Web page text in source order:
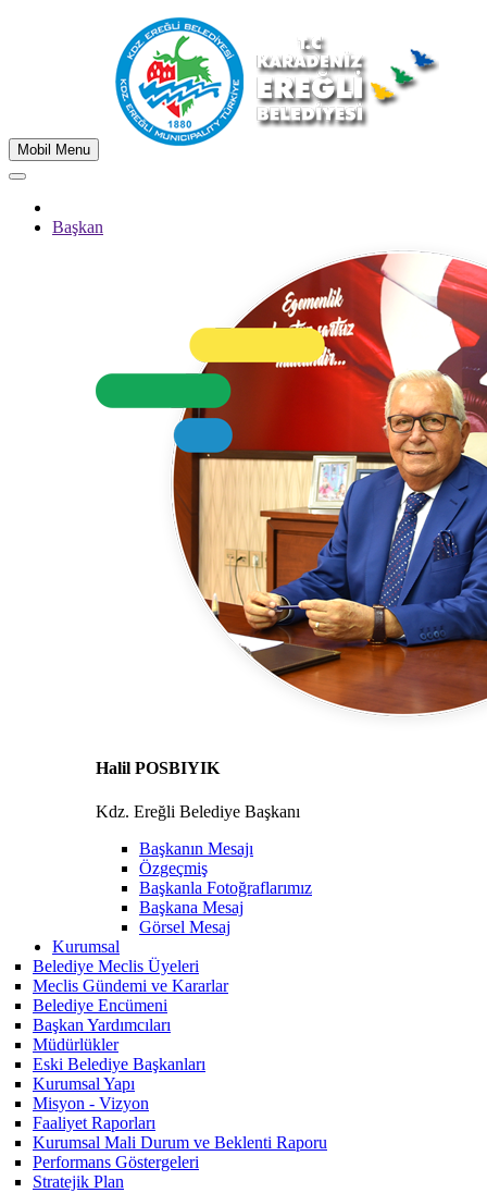
Mobil Menu
Başkan
Halil POSBIYIK
Kdz. Ereğli Belediye Başkanı
Başkanın Mesajı
Özgeçmiş
Başkanla Fotoğraflarımız
Başkana Mesaj
Görsel Mesaj
Kurumsal
Belediye Meclis Üyeleri
Meclis Gündemi ve Kararlar
Belediye Encümeni
Başkan Yardımcıları
Müdürlükler
Eski Belediye Başkanları
Kurumsal Yapı
Misyon - Vizyon
Faaliyet Raporları
Kurumsal Mali Durum ve Beklenti Raporu
Performans Göstergeleri
Stratejik Plan